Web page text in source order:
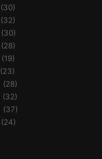
(30)
(32)
(30)
(28)
(19)
(23)
(28)
(32)
(37)
(24)